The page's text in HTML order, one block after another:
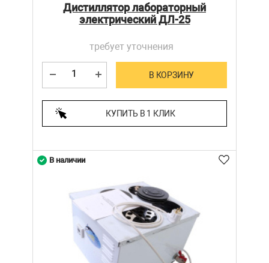
Дистиллятор лабораторный
электрический ДЛ-25
требует уточнения
В КОРЗИНУ
КУПИТЬ В 1 КЛИК
В наличии